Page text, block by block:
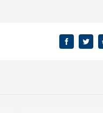
Facebook